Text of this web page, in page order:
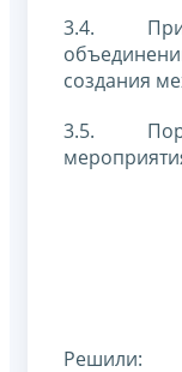
3.4.
создания
3.5.
Решили: